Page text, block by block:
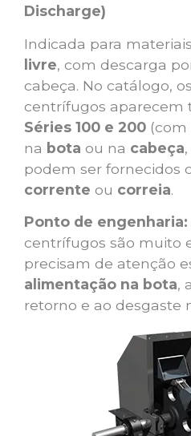
Discharge)
Indicada para materiais
livre, com descarga
cabeça. No catálogo,
centrífugos aparecem
Séries 100 e 200 (com
na bota ou na cabeça
podem ser fornecidos
corrente ou correia.
Ponto de engenharia:
centrífugos são muito
precisam de atenção
alimentação na bota,
retorno e ao desgaste